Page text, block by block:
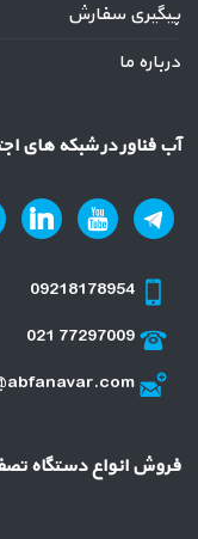
پیگیری سفارش
درباره ما
آب فناور در شبکه های
09218178954
021 77297009
فروش انواع دستگاه